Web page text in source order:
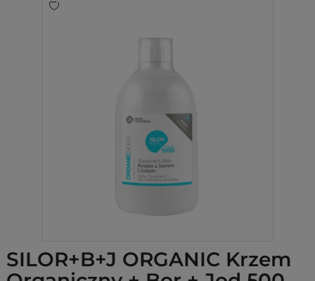
SILOR+B+J ORGANIC Krzem